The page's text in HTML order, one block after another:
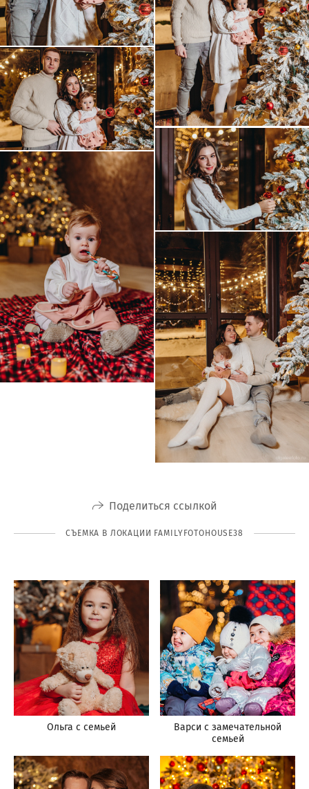
Поделиться ссылкой
СЪЕМКА В ЛОКАЦИИ FAMILYFOTOHOUSE38
Ольга с семьей
Варси с замечательной
семьей